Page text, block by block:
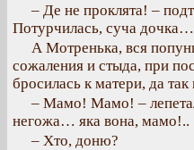
– Де не проклята! –
Потурчилась, суча дочка…
А Мотренька, вся
сожаления и стыда, при
бросилась к матери, да
– Мамо! Мамо! –
негожа… яка вона, мамо!..
– Хто, доню?